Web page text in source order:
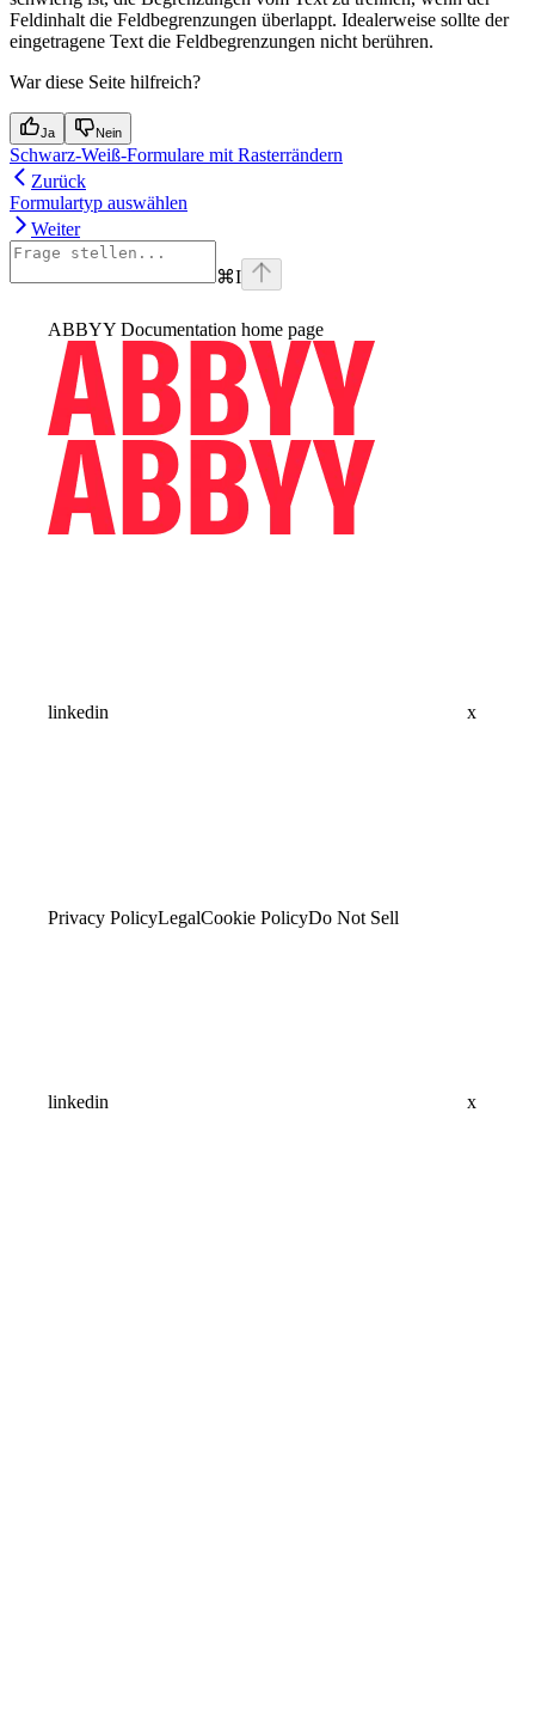
Feldinhalt die Feldbegrenzungen überlappt. Idealerweise sollte der
eingetragene Text die Feldbegrenzungen nicht berühren.
War diese Seite hilfreich?
Ja Nein
Schwarz-Weiß-Formulare mit Rasterrändern
Zurück
Formulartyp auswählen
Weiter
⌘I
ABBYY Documentation home page
linkedin x
Privacy PolicyLegalCookie PolicyDo Not Sell
linkedin x